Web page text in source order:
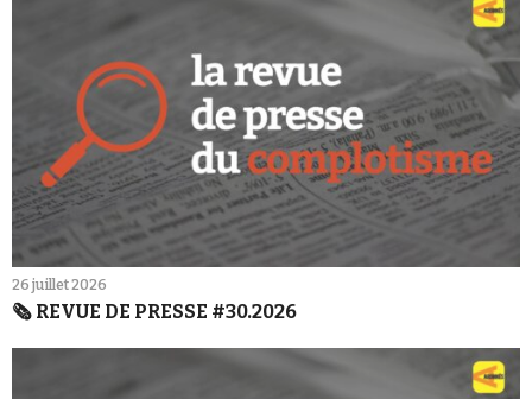
26 juillet 2026
🗞️ REVUE DE PRESSE #30.2026